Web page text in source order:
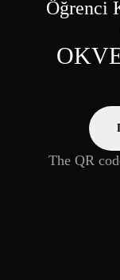
Öğrenci
The QR